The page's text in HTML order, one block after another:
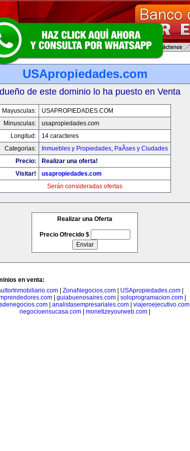
USApropiedades.com
de este dominio lo ha puesto en Venta
Mayusculas:
USAPROPIEDADES.COM
Minusculas:
usapropiedades.com
Longitud:
14 caracteres
Categorias:
Inmuebles y Propiedades, PaÃ­ses y Ciudades
Precio:
Realizar una oferta!
Visitar!
usapropiedades.com
Serán consideradas ofertas
Realizar una Oferta
Precio Ofrecido $
en venta:
| ZonaNegocios.com| USApropiedades.com|
| guiabuenosaires.com| soloprogramacion.com|
| analistasempresariales.com| viajeroejecutivo.com|
negocioensucasa.com| monetizeyourweb.com|